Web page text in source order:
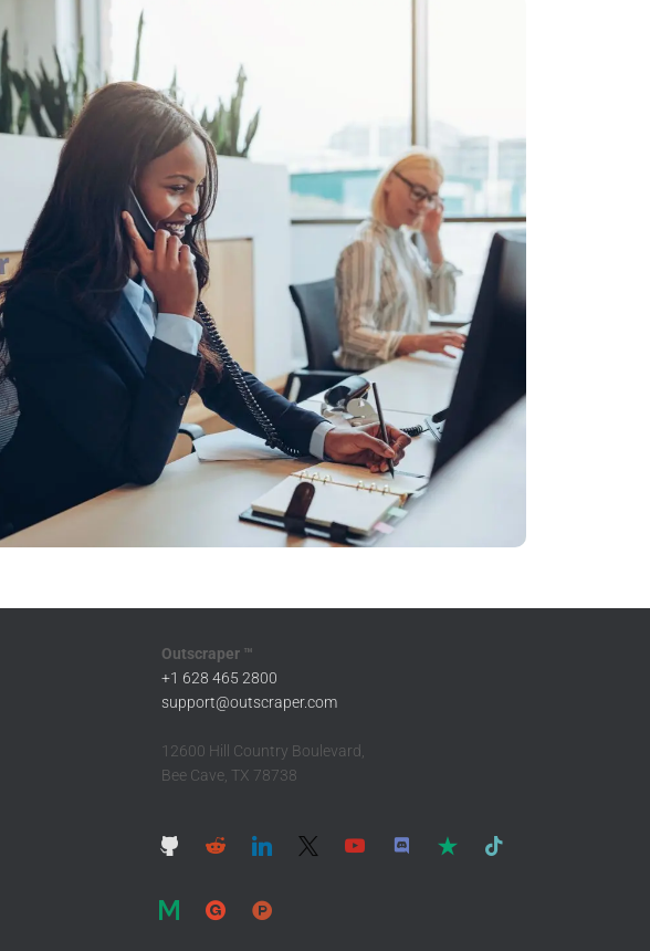
Outscraper ™
+1 628 465 2800
support@outscraper.com
12600 Hill Country Boulevard,
Bee Cave, TX 78738